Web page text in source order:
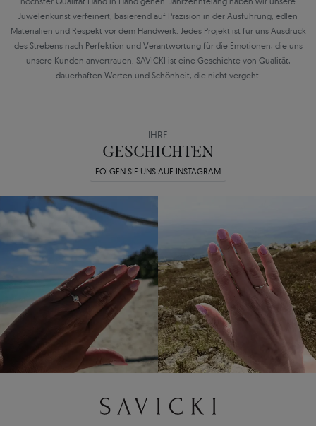
Juwelenkunst verfeinert, basierend auf Präzision in der Ausführung, edlen
Materialien und Respekt vor dem Handwerk. Jedes Projekt ist für uns Ausdruck
des Strebens nach Perfektion und Verantwortung für die Emotionen, die uns
unsere Kunden anvertrauen. SAVICKI ist eine Geschichte von Qualität,
dauerhaften Werten und Schönheit, die nicht vergeht.
IHRE
GESCHICHTEN
FOLGEN SIE UNS AUF INSTAGRAM